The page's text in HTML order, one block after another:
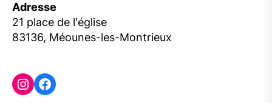
Adresse
21 place de l'église
83136, Méounes-les-Montrieux
Instagram
Facebook